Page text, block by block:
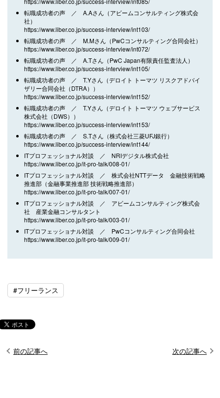
転職成功者の声 ／ A.Aさん（アビームコンサルティング株式会
社）
https://www.liber.co.jp/success-interview/int103/
転職成功者の声 ／ M.Mさん（PwCコンサルティング合同会社）
https://www.liber.co.jp/success-interview/int072/
転職成功者の声 ／ A.Tさん（PwC Japan有限責任監査法人）
https://www.liber.co.jp/success-interview/int105/
転職成功者の声 ／ T.Yさん（デロイト トーマツ リスクアドバイ
ザリー合同会社（DTRA））
https://www.liber.co.jp/success-interview/int152/
転職成功者の声 ／ T.Yさん（デロイト トーマツ ウェブサービス
株式会社（DWS））
https://www.liber.co.jp/success-interview/int153/
転職成功者の声 ／ S.Tさん（株式会社三菱UFJ銀行）
https://www.liber.co.jp/success-interview/int144/
ITプロフェッショナル対談 ／ NRIデジタル株式会社
https://www.liber.co.jp/it-pro-talk/008-01/
ITプロフェッショナル対談 ／ 株式会社NTTデータ 金融技術戦略
推進部（金融事業推進部 技術戦略推進部）
https://www.liber.co.jp/it-pro-talk/007-01/
ITプロフェッショナル対談 ／ アビームコンサルティング株式会
社 産業金融コンサルタント
https://www.liber.co.jp/it-pro-talk/003-01/
ITプロフェッショナル対談 ／ PwCコンサルティング合同会社
https://www.liber.co.jp/it-pro-talk/009-01/
#フリーランス
前の記事へ 次の記事へ